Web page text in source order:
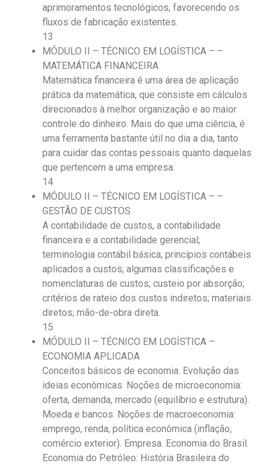
aprimoramentos tecnológicos, favorecendo os
fluxos de fabricação existentes.
13
MÓDULO II – TÉCNICO EM LOGÍSTICA – –
MATEMÁTICA FINANCEIRA
Matemática financeira é uma área de aplicação
prática da matemática, que consiste em cálculos
direcionados à melhor organização e ao maior
controle do dinheiro. Mais do que uma ciência, é
uma ferramenta bastante útil no dia a dia, tanto
para cuidar das contas pessoais quanto daquelas
que pertencem a uma empresa.
14
MÓDULO II – TÉCNICO EM LOGÍSTICA – –
GESTÃO DE CUSTOS
A contabilidade de custos, a contabilidade
financeira e a contabilidade gerencial;
terminologia contábil básica; princípios contábeis
aplicados a custos; algumas classificações e
nomenclaturas de custos; custeio por absorção;
critérios de rateio dos custos indiretos; materiais
diretos; mão-de-obra direta.
15
MÓDULO II – TÉCNICO EM LOGÍSTICA –
ECONOMIA APLICADA
Conceitos básicos de economia. Evolução das
ideias econômicas. Noções de microeconomia:
oferta, demanda, mercado (equilíbrio e estrutura).
Moeda e bancos. Noções de macroeconomia:
emprego, renda, política econômica (inflação,
comércio exterior). Empresa. Economia do Brasil.
Economia do Petróleo: História Brasileira do